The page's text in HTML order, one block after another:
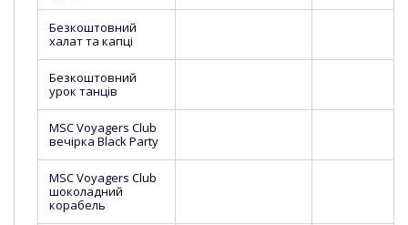
Безкоштовний
халат та капці
Безкоштовний
урок танців
MSC Voyagers Club
вечірка Black Party
MSC Voyagers Club
шоколадний
корабель